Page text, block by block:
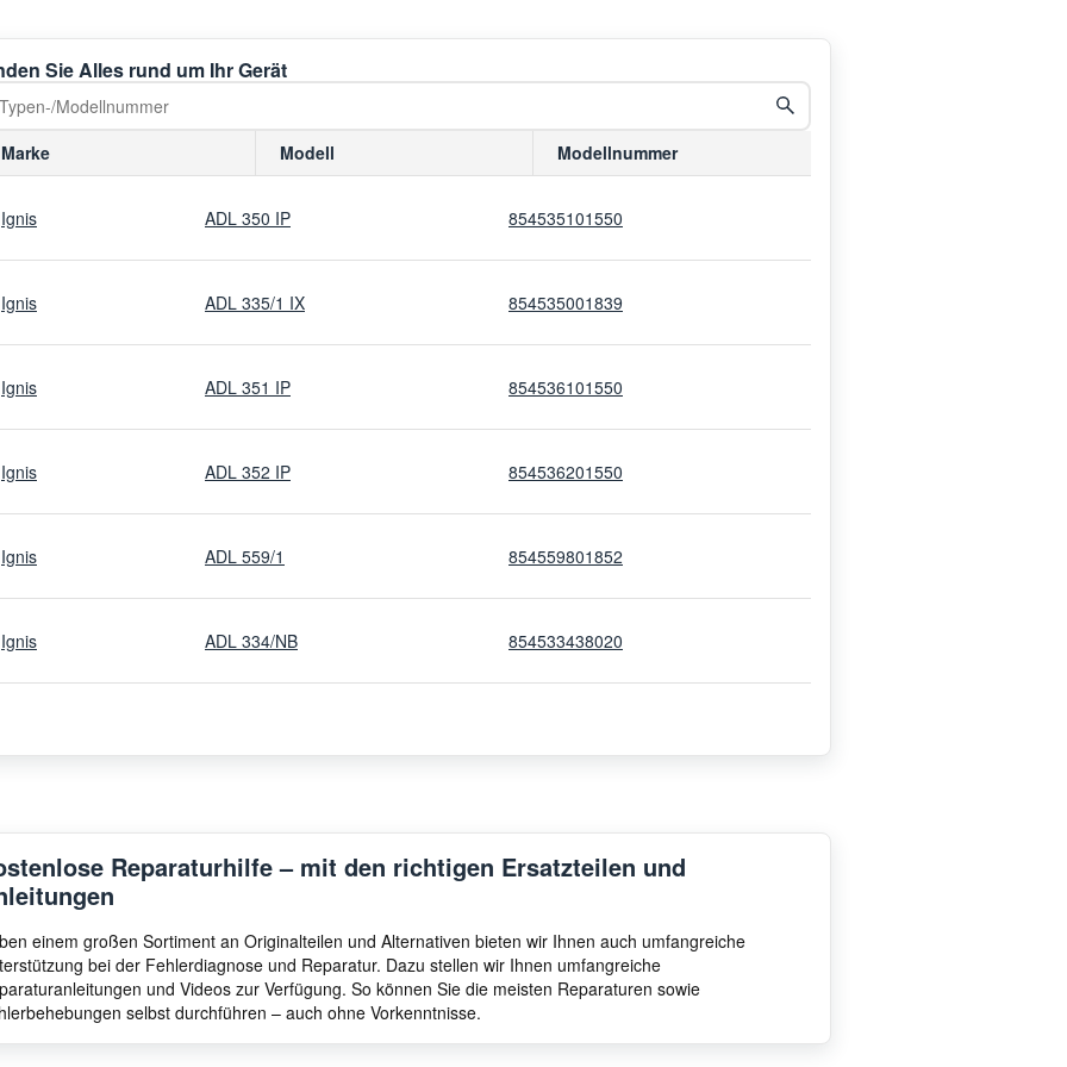
Sie Alles rund um Ihr Gerät
Marke Modell Modellnummer
Ignis ADL 350 IP 854535101550
Ignis ADL 335/1 IX 854535001839
Ignis ADL 351 IP 854536101550
Ignis ADL 352 IP 854536201550
Ignis ADL 559/1 854559801852
Ignis ADL 334/NB 854533438020
Ignis
Ignis ADL 356 IX 854535601561
Reparaturhilfe – mit den richtigen Ersatzteilen und
einem großen Sortiment an Originalteilen und Alternativen bieten wir Ihnen auch umfangreiche
bei der Fehlerdiagnose und Reparatur. Dazu stellen wir Ihnen umfangreiche
und Videos zur Verfügung. So können Sie die meisten Reparaturen sowie
selbst durchführen – auch ohne Vorkenntnisse.